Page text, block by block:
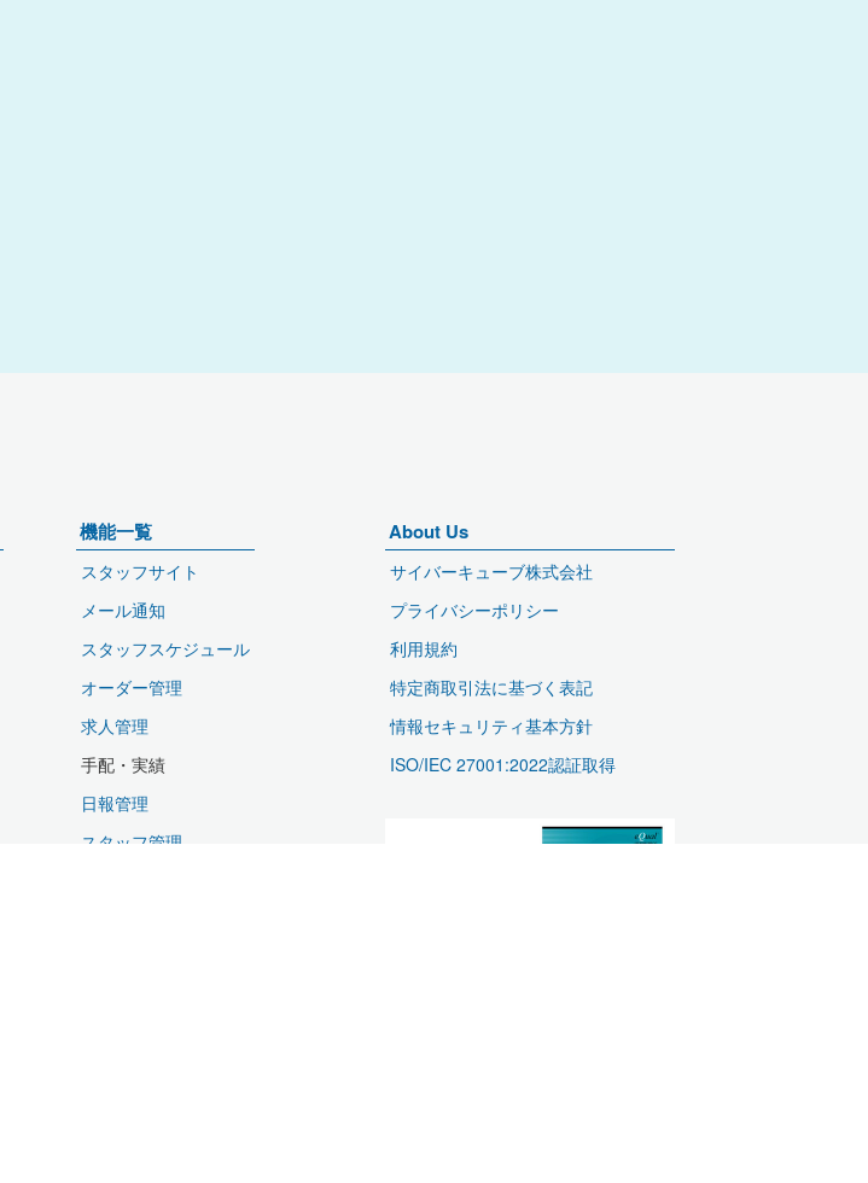
機能一覧
スタッフサイト
メール通知
スタッフスケジュール
オーダー管理
求人管理
手配・実績
日報管理
スタッフ管理
About Us
サイバーキューブ株式会社
プライバシーポリシー
利用規約
特定商取引法に基づく表記
情報セキュリティ基本方針
ISO/IEC 27001:2022認証取得